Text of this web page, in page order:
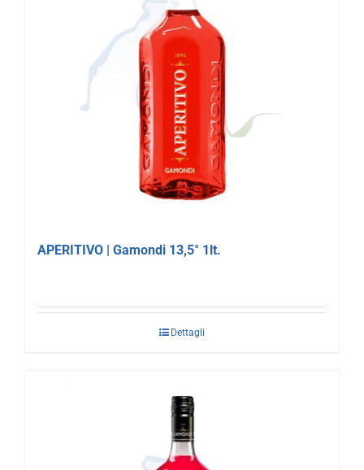
APERITIVO | Gamondi 13,5° 1lt.
Dettagli